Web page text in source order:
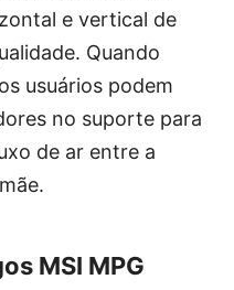
e vertical de
Quando
usuários podem
no suporte para
de ar entre a
MSI MPG